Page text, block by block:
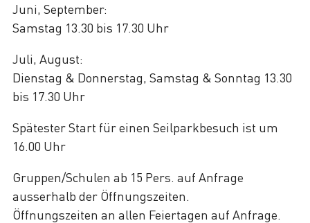
Juni, September:
Samstag 13.30 bis 17.30 Uhr
Juli, August:
Dienstag & Donnerstag, Samstag & Sonntag 13.30
bis 17.30 Uhr
Spätester Start für einen Seilparkbesuch ist um
16.00 Uhr
Gruppen/Schulen ab 15 Pers. auf Anfrage
ausserhalb der Öffnungszeiten.
Öffnungszeiten an allen Feiertagen auf Anfrage.